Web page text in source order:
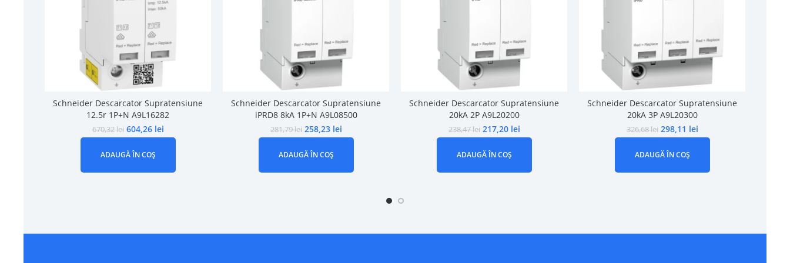
Schneider Descarcator Supratensiune
12.5r 1P+N A9L16282
670,32lei 604,26 lei
ADAUGĂ ÎN COȘ
Schneider Descarcator Supratensiune
iPRD8 8kA 1P+N A9L08500
281,79lei 258,23 lei
ADAUGĂ ÎN COȘ
Schneider Descarcator Supratensiune
20kA 2P A9L20200
238,47lei 217,20 lei
ADAUGĂ ÎN COȘ
Schneider Descarcator Supratensiune
20kA 3P A9L20300
326,68lei 298,11 lei
ADAUGĂ ÎN COȘ